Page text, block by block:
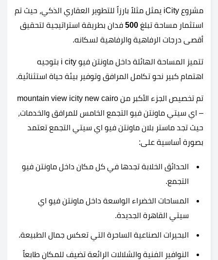
مشروع iCity يمثل مثلاً بارزاً للتطوير العقاري الذكي، حيث تم
استثمار مساحة تبلغ 500 فدان بطريقة استراتيجية لتحقيق
أقصى درجات الرفاهية والرفاهية لسكانه.
تتميز المساحة الهائلة داخل ماونتن فيو i city بتوجيه
اهتمام كبير نحو تكامل المرافق وتوفير بيئة حياة استثنائية.
تم تخصيص الجزء الأكبر من mountain view icity new cairo
– اي سيتي ماونتن فيو التجمع الخامس للمرافق والخدمات،
حيث تجد ماستر بلان ماونتن فيو اي سيتي التجمع تعتمد
بصورة أساسية على:
الحدائق الخلابة تجدها في كل مكان داخل ماونتن فيو
التجمع.
المساحات الخضراء الواسعة داخل ماونتن فيو اي
سيتي القاهرة الجديدة.
البحيرات الصناعية الساحرة التي تعكس جمال الطبيعة.
النوافير الفنية والشلالات الرائعة تضيف للمكان طابعاً